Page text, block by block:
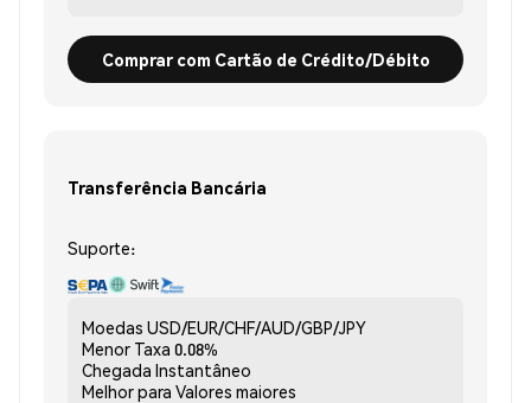
Comprar com Cartão de Crédito/Débito
Transferência Bancária
Suporte:
Moedas USD/EUR/CHF/AUD/GBP/JPY
Menor Taxa 0.08%
Chegada Instantâneo
Melhor para Valores maiores